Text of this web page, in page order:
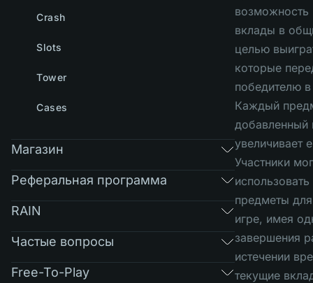
Crash
Slots
Tower
Cases
Магазин
Реферальная программа
RAIN
Частые вопросы
Free-To-Play
возможность
вклады в
целью
которые
победителю
Каждый
добавленный
увеличивает
Участники
предметы
игре, имея
завершения
истечении
текущие